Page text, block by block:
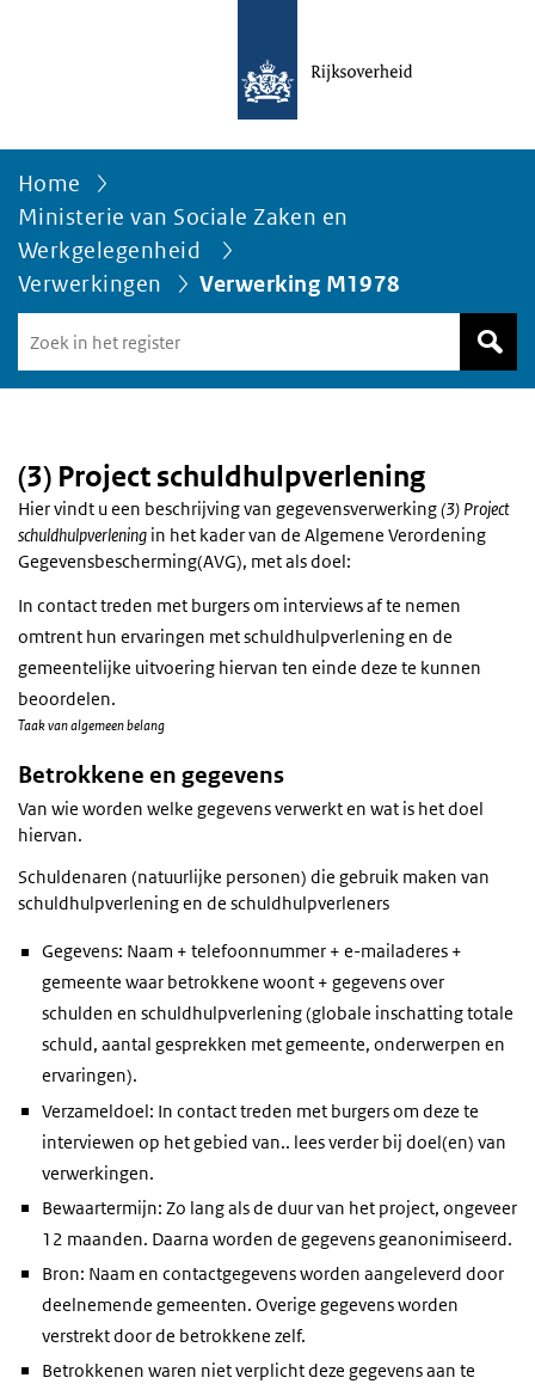
Home
Ministerie van Sociale Zaken en
Werkgelegenheid
Verwerkingen
Verwerking M1978
in
het
(3) Project schuldhulpverlening
Hier vindt u een beschrijving van gegevensverwerking(3) Project
schuldhulpverlening in het kader van de Algemene Verordening
Gegevensbescherming(AVG), met als doel:
In contact treden met burgers om interviews af te nemen
omtrent hun ervaringen met schuldhulpverlening en de
gemeentelijke uitvoering hiervan ten einde deze te kunnen
beoordelen.
Taak van algemeen belang
Betrokkene en gegevens
Van wie worden welke gegevens verwerkt en wat is het doel
hiervan.
Schuldenaren (natuurlijke personen) die gebruik maken van
schuldhulpverlening en de schuldhulpverleners
Gegevens: Naam + telefoonnummer + e-mailaderes +
gemeente waar betrokkene woont + gegevens over
schulden en schuldhulpverlening (globale inschatting totale
schuld, aantal gesprekken met gemeente, onderwerpen en
ervaringen).
Verzameldoel: In contact treden met burgers om deze te
interviewen op het gebied van.. lees verder bij doel(en) van
verwerkingen.
Bewaartermijn: Zo lang als de duur van het project, ongeveer
12 maanden. Daarna worden de gegevens geanonimiseerd.
Bron: Naam en contactgegevens worden aangeleverd door
deelnemende gemeenten. Overige gegevens worden
verstrekt door de betrokkene zelf.
Betrokkenen waren niet verplicht deze gegevens aan te